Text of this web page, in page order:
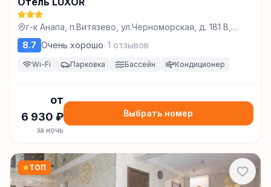
г-к Анапа, п.Витязево, ул.Черноморская, д. 181 В,
Витязево
8.7 Очень хорошо· 1 отзывов
Wi-Fi Парковка Бассейн Кондиционер
от
6 930 ₽
за ночь
Выбрать номер
★ТОП